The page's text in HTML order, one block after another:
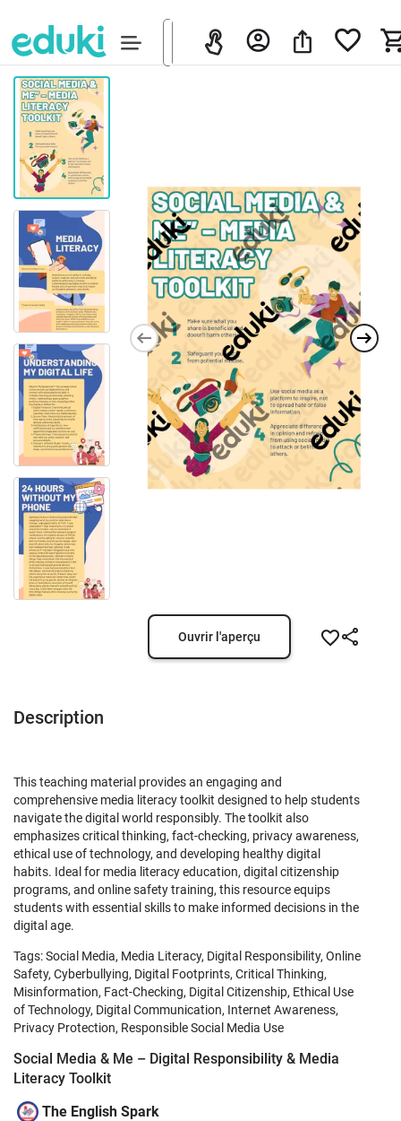
Ouvrir l'aperçu
Description
This teaching material provides an engaging and
comprehensive media literacy toolkit designed to help students
navigate the digital world responsibly. The toolkit also
emphasizes critical thinking, fact-checking, privacy awareness,
ethical use of technology, and developing healthy digital
habits. Ideal for media literacy education, digital citizenship
programs, and online safety training, this resource equips
students with essential skills to make informed decisions in the
digital age.
Tags: Social Media, Media Literacy, Digital Responsibility, Online
Safety, Cyberbullying, Digital Footprints, Critical Thinking,
Misinformation, Fact-Checking, Digital Citizenship, Ethical Use
of Technology, Digital Communication, Internet Awareness,
Privacy Protection, Responsible Social Media Use
Social Media & Me – Digital Responsibility & Media
Literacy Toolkit
The English Spark